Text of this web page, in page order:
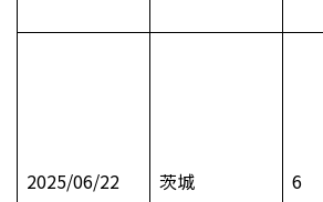
2025/06/22 茨城 6